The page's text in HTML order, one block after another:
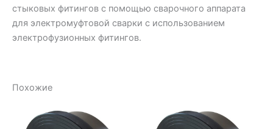
стыковых фитингов с помощью сварочного аппарата
для электромуфтовой сварки с использованием
электрофузионных фитингов.
Похожие